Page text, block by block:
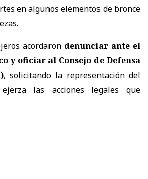
en algunos elementos de bronce
acordaron denunciar ante el
y oficiar al Consejo de Defensa
, solicitando la representación del
las acciones legales que